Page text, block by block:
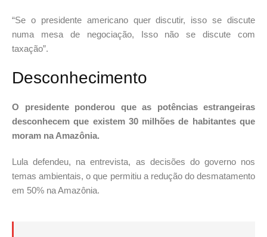
“Se o presidente americano quer discutir, isso se discute
numa mesa de negociação, Isso não se discute com
taxação”.
Desconhecimento
O presidente ponderou que as potências estrangeiras
desconhecem que existem 30 milhões de habitantes que
moram na Amazônia.
Lula defendeu, na entrevista, as decisões do governo nos
temas ambientais, o que permitiu a redução do desmatamento
em 50% na Amazônia.